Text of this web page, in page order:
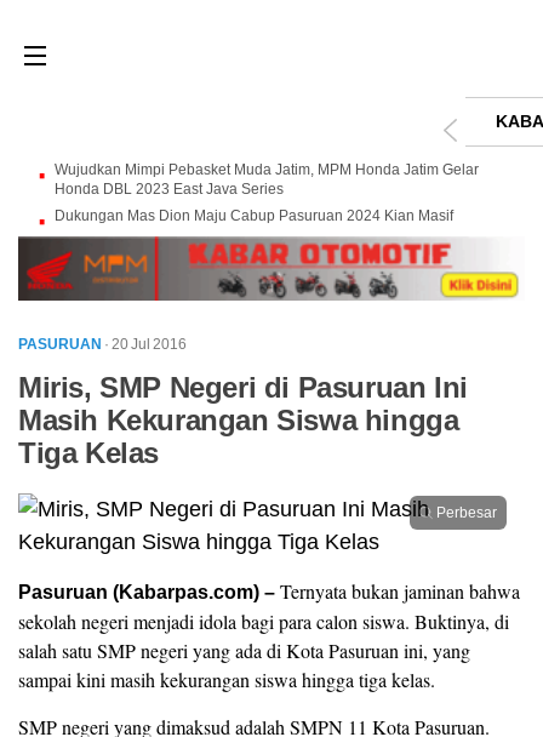
Wujudkan Mimpi Pebasket Muda Jatim, MPM Honda Jatim Gelar
Honda DBL 2023 East Java Series
Dukungan Mas Dion Maju Cabup Pasuruan 2024 Kian Masif
PASURUAN · 20 Jul 2016
Miris, SMP Negeri di Pasuruan Ini
Masih Kekurangan Siswa hingga
Tiga Kelas
Perbesar
Pasuruan (Kabarpas.com) – Ternyata bukan jaminan bahwa
sekolah negeri menjadi idola bagi para calon siswa. Buktinya, di
salah satu SMP negeri yang ada di Kota Pasuruan ini, yang
sampai kini masih kekurangan siswa hingga tiga kelas.
SMP negeri yang dimaksud adalah SMPN 11 Kota Pasuruan.